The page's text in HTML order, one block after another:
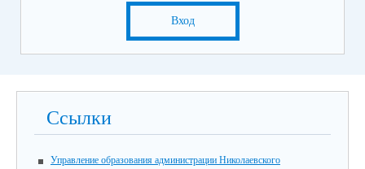
Вход
Ссылки
Управление образования администрации Николаевского